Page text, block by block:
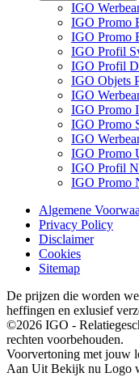
IGO
IGO Promo
IGO Promo
IGO Profil
IGO Profil
IGO Objets
IGO
IGO Promo
IGO Promo
IGO
IGO Promo
IGO Profil
IGO Promo
Algemene
Privacy Policy
Disclaimer
Cookies
Sitemap
De prijzen die worden
heffingen en exlusief
©2026 IGO -
rechten voorbehouden.
Voorvertoning met jouw
Aan Uit Bekijk nu Logo